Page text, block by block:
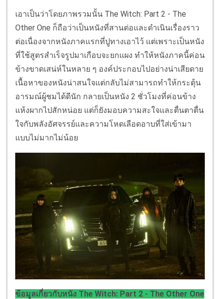
เอาเป็นว่าโดยภาพรวมนั้น The Witch: Part 2 - The
Other One ก็ถือว่าเป็นหนังที่สานต่อและดำเนินเรื่องราว
ต่อเนื่องจากหนังภาคแรกที่ปูทางเอาไว้ แต่เพราะเป็นหนัง
ที่ใช้สูตรสำเร็จรูปมาเกือบจะยกแผง ทำให้หนังภาคนี้ค่อน
ข้างขาดเสน่ห์ในหลาย ๆ องค์ประกอบไปอย่างน่าเสียดาย
เนื้อหาของหนังน่าสนใจแต่กลับไม่สามารถทำให้กระตุ้น
อารมณ์ผู้ชมได้ดีนัก กลายเป็นหนัง 2 ชั่วโมงที่ค่อนข้าง
แห้งผากไปสักหน่อย แต่ก็ยังมอบความสะใจและตื่นตาตื่น
ใจกับพลังอัศจรรย์และความโหดเลือดอาบที่ใส่เข้ามา
แบบไม่มากไม่น้อย
ข้อมูลเกี่ยวกับหนัง The Witch: Part 2 - The Other One